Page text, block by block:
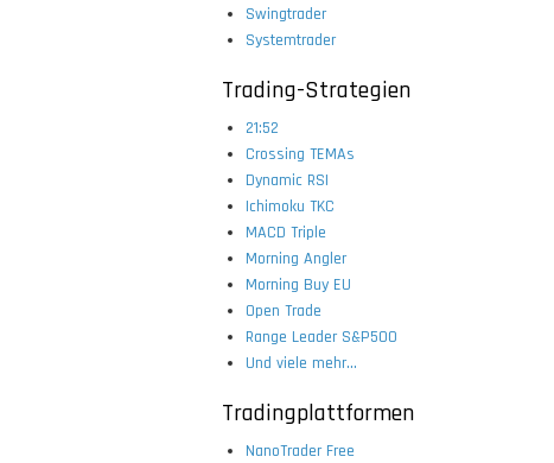
Swingtrader
Systemtrader
Trading-Strategien
21:52
Crossing TEMAs
Dynamic RSI
Ichimoku TKC
MACD Triple
Morning Angler
Morning Buy EU
Open Trade
Range Leader S&P500
Und viele mehr...
Tradingplattformen
NanoTrader Free